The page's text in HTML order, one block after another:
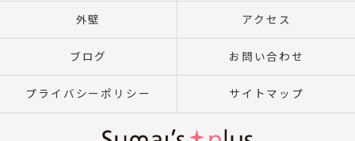
外壁 アクセス
ブログ お問い合わせ
プライバシーポリシー サイトマップ